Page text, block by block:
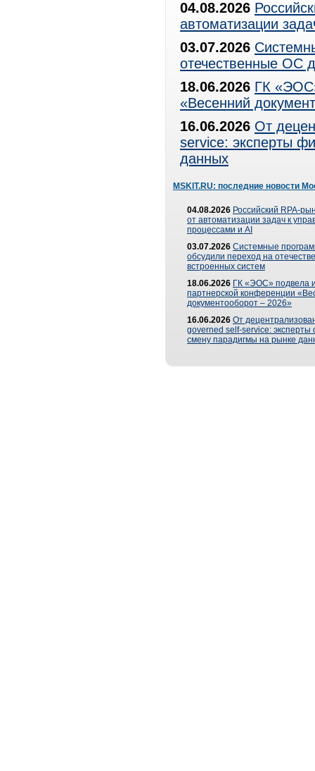
04.08.2026
автоматизации
03.07.2026
отечественные ОС
18.06.2026 ГК
«Весенний
16.06.2026 От
service: эксперты
данных
MSKIT.RU: последние новости
04.08.2026 Российский RPA-
от автоматизации задач к
процессами и AI
03.07.2026 Системные
обсудили переход на
встроенных систем
18.06.2026 ГК «ЭОС» подвела
партнерской конференции
документооборот – 2026»
16.06.2026 От
governed self-service: эксперты
смену парадигмы на рынке